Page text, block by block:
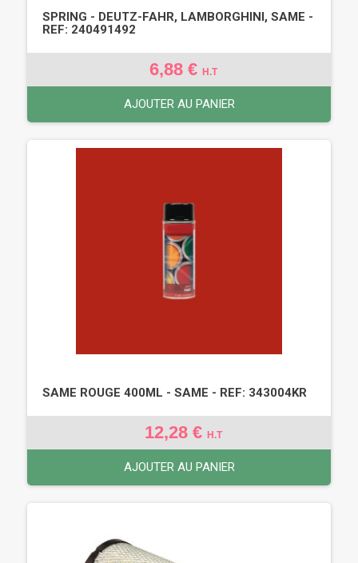
SPRING - DEUTZ-FAHR, LAMBORGHINI, SAME -
REF: 240491492
6,88 € H.T
AJOUTER AU PANIER
SAME ROUGE 400ML - SAME - REF: 343004KR
12,28 € H.T
AJOUTER AU PANIER